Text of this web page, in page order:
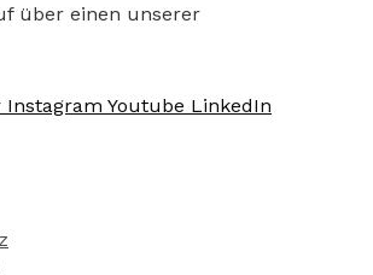
über einen unserer
Instagram Youtube LinkedIn